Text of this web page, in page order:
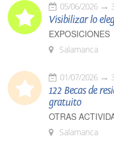
05/06/2026
Visibilizar lo
EXPOSICIONES
Salamanca
01/07/2026
122 Becas de
gratuito
OTRAS
Salamanca